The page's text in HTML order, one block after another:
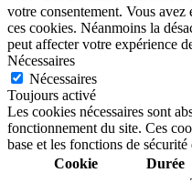
votre consentement. Vous
ces cookies. Néanmoins la
peut affecter votre expérience
Nécessaires
Nécessaires
Toujours activé
Les cookies nécessaires sont
fonctionnement du site. Ces
base et les fonctions de
Cookie
Durée